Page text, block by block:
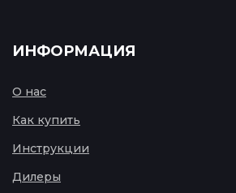
ИНФОРМАЦИЯ
О нас
Как купить
Инструкции
Дилеры